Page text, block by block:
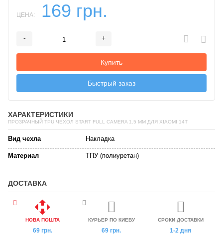
ЦЕНА: 169 грн.
- +
Купить
Быстрый заказ
ХАРАКТЕРИСТИКИ
ПРОЗРАЧНЫЙ TPU ЧЕХОЛ START FULL CAMERA 1.5 ММ ДЛЯ XIAOMI 14T
Вид чехла Накладка
Материал ТПУ (полиуретан)
ДОСТАВКА
НОВА ПОШТА
69 грн.
КУРЬЕР ПО КИЕВУ
69 грн.
СРОКИ ДОСТАВКИ
1-2 дня